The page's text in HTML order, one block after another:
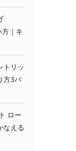
｜キ
トリッ
方3パ
ロー
なえる